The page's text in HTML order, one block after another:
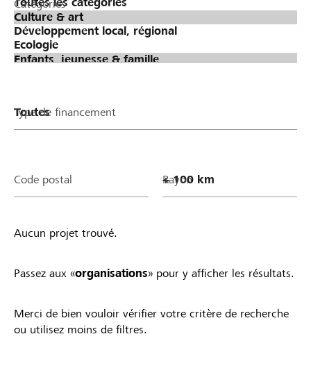
Catégories
Type de financement
Code postal Rayon
Aucun projet trouvé.
Passez aux «organisations» pour y afficher les résultats.
Merci de bien vouloir vérifier votre critère de recherche
ou utilisez moins de filtres.